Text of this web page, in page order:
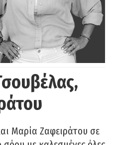
Μαρία Ζαφειράτου σε